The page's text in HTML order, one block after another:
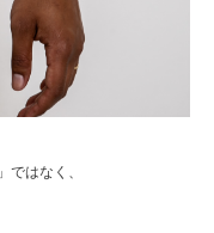
」ではなく、